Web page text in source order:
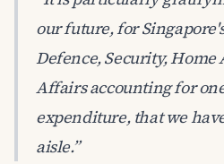
our future, for
Defence, Security,
Affairs accounting for
expenditure, that we
aisle.”